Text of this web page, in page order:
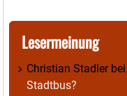
Lesermeinung
Christian Stadlerbei
Stadtbus?